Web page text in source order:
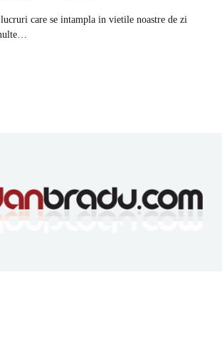
care se intampla in vietile noastre de zi